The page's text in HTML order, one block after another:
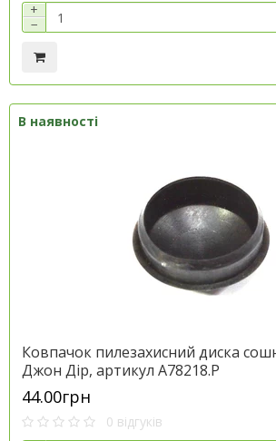
+
−
В наявності
Ковпачок пилезахисний диска
Джон Дір, артикул A78218.P
44.00грн
0 відгуків